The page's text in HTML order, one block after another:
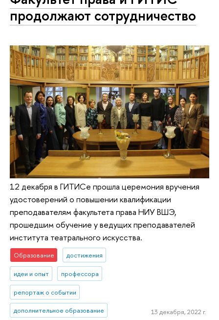
продолжают сотрудничество
12 декабря в ГИТИСе прошла церемония вручения
удостоверений о повышении квалификации
преподавателям факультета права НИУ ВШЭ,
прошедшим обучение у ведущих преподавателей
института театрального искусства.
Образование достижения
идеи и опыт профессора
репортаж о событии
дополнительное образование 13 декабря, 2022 г.